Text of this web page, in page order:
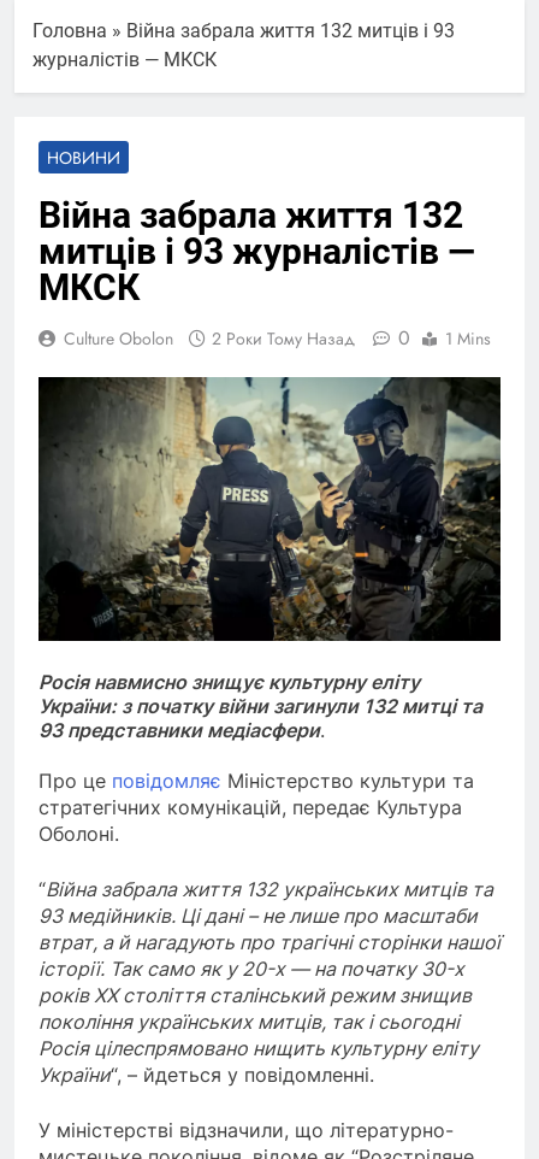
Головна » Війна забрала життя 132 митців і 93
журналістів — МКСК
НОВИНИ
Війна забрала життя 132
митців і 93 журналістів —
МКСК
Culture Obolon 2 Роки Тому Назад 0 1 Mins
Росія навмисно знищує культурну еліту
України: з початку війни загинули 132 митці та
93 представники медіасфери.
Про це повідомляє Міністерство культури та
стратегічних комунікацій, передає Культура
Оболоні.
“Війна забрала життя 132 українських митців та
93 медійників. Ці дані – не лише про масштаби
втрат, а й нагадують про трагічні сторінки нашої
історії. Так само як у 20-х — на початку 30-х
років XX століття сталінський режим знищив
покоління українських митців, так і сьогодні
Росія цілеспрямовано нищить культурну еліту
України“, – йдеться у повідомленні.
У міністерстві відзначили, що літературно-